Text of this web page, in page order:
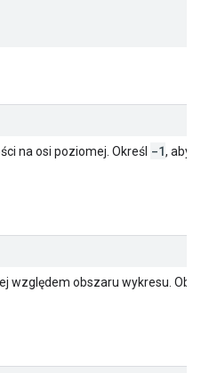
na osi poziomej. Określ -1, aby
względem obszaru wykresu.